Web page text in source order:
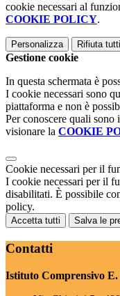
cookie necessari al
COOKIE POLICY.
Personalizza Rifiuta tutti
Gestione cookie
In questa schermata è
I cookie necessari sono
piattaforma e non è
Per conoscere quali sono
visionare la COOKIE
Cookie necessari per il
I cookie necessari per il
disabilitati. È possibile
policy.
Accetta tutti Salva le
Contatti
Istituto Comprensivo E.